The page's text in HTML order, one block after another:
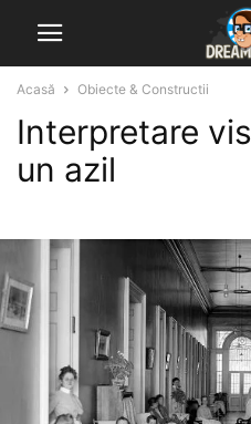
Acasă Obiecte & Constructii
Interpretare
un azil